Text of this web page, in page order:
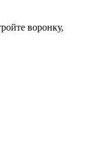
воронку,